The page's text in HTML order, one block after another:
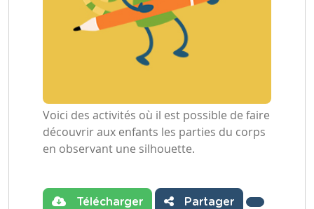
Voici des activités où il est possible de faire
découvrir aux enfants les parties du corps
en observant une silhouette.
Télécharger Partager